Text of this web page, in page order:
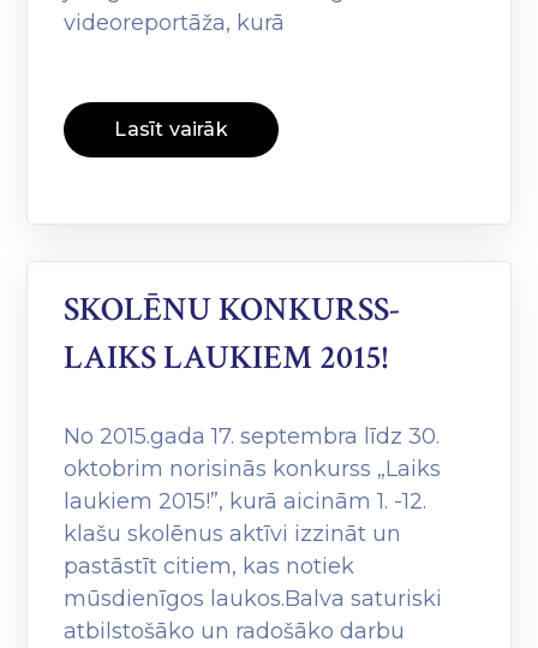
videoreportāža, kurā
Lasīt vairāk
SKOLĒNU KONKURSS-
LAIKS LAUKIEM 2015!
No 2015.gada 17. septembra līdz 30.
oktobrim norisinās konkurss „Laiks
laukiem 2015!”, kurā aicinām 1. -12.
klašu skolēnus aktīvi izzināt un
pastāstīt citiem, kas notiek
mūsdienīgos laukos.Balva saturiski
atbilstošāko un radošāko darbu